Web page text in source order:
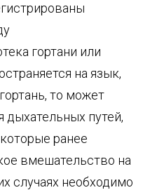
гортани или
на язык,
то может
дыхательных путей,
ранее
вмешательство на
случаях необходимо